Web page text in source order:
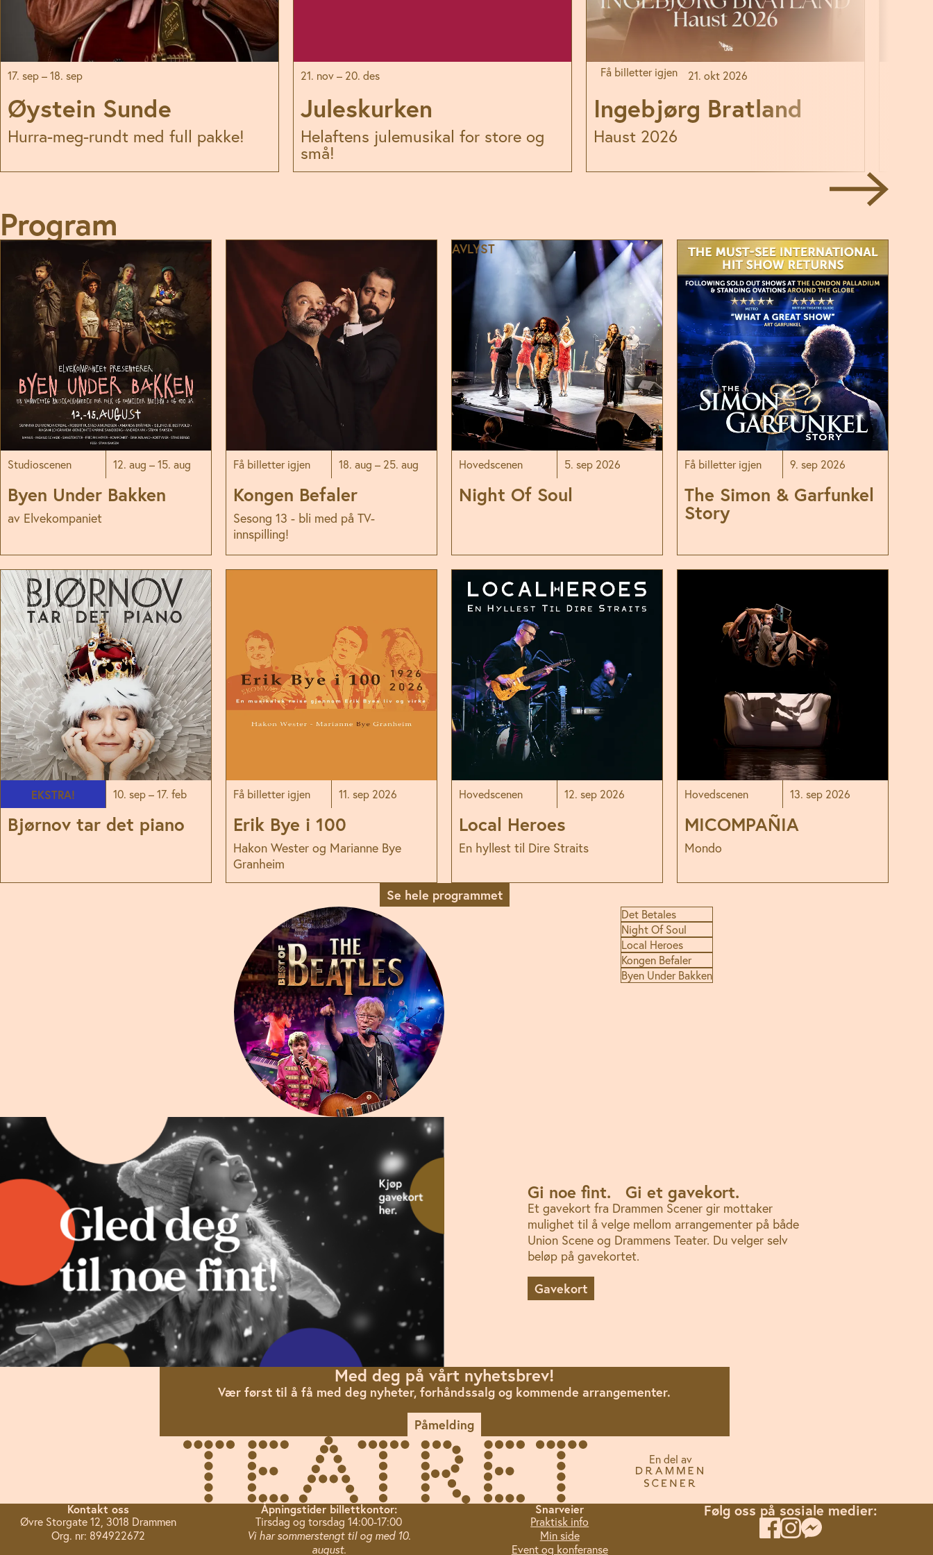
EKSTRA!
17. sep – 18. sep
Øystein Sunde
Hurra-meg-rundt med full pakke!
21. nov – 20. des
Juleskurken
Helaftens julemusikal for store og
små!
Få billetter igjen 21. okt 2026
Ingebjørg Bratland
Haust 2026
Program
Studioscenen 12. aug – 15. aug
Byen Under Bakken
av Elvekompaniet
Få billetter igjen 18. aug – 25. aug
Kongen Befaler
Sesong 13 - bli med på TV-
innspilling!
AVLYST
Hovedscenen 5. sep 2026
Night Of Soul
Få billetter igjen
Hovedscenen
9. sep 2026
The Simon & Garfunkel
Story
EKSTRA!
Hovedscenen
10. sep – 17. feb
Bjørnov tar det piano
Få billetter igjen 11. sep 2026
Erik Bye i 100
Hakon Wester og Marianne Bye
Granheim
Hovedscenen 12. sep 2026
Local Heroes
En hyllest til Dire Straits
Hovedscenen 13. sep 2026
MICOMPAÑIA
Mondo
Se hele programmet
Det Betales
Night Of Soul
Local Heroes
Kongen Befaler
Byen Under Bakken
Gi noe fint. Gi et gavekort.
Et gavekort fra Drammen Scener gir mottaker
mulighet til å velge mellom arrangementer på både
Union Scene og Drammens Teater. Du velger selv
beløp på gavekortet.
Gavekort
Med deg på vårt nyhetsbrev!
Vær først til å få med deg nyheter, forhåndssalg og kommende arrangementer.
Påmelding
En del av
Kontakt oss
Øvre Storgate 12, 3018 Drammen
Org. nr: 894922672
Åpningstider billettkontor:
Tirsdag og torsdag 14:00-17:00
Vi har sommerstengt til og med 10.
august.
Snarveier
Praktisk info
Min side
Event og konferanse
Følg oss på sosiale medier: